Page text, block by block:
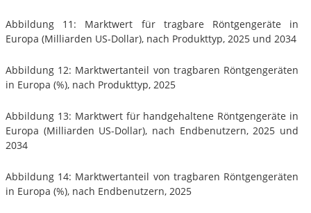
Abbildung 11: Marktwert für tragbare Röntgengeräte in
Europa (Milliarden US-Dollar), nach Produkttyp, 2025 und 2034
Abbildung 12: Marktwertanteil von tragbaren Röntgengeräten
in Europa (%), nach Produkttyp, 2025
Abbildung 13: Marktwert für handgehaltene Röntgengeräte in
Europa (Milliarden US-Dollar), nach Endbenutzern, 2025 und
2034
Abbildung 14: Marktwertanteil von tragbaren Röntgengeräten
in Europa (%), nach Endbenutzern, 2025